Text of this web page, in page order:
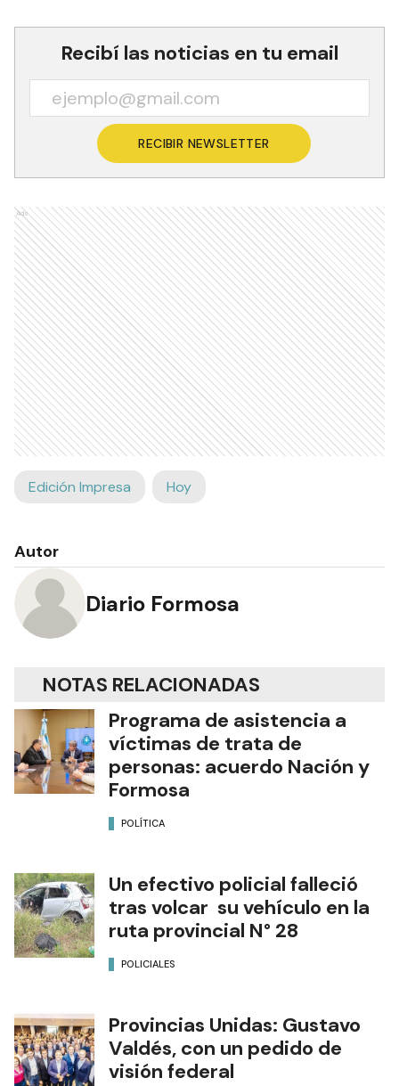
Recibí las noticias en tu email
RECIBIR NEWSLETTER
Ads
Edición Impresa Hoy
Autor
Diario Formosa
NOTAS RELACIONADAS
Programa de asistencia a
víctimas de trata de
personas: acuerdo Nación y
Formosa
POLÍTICA
Un efectivo policial falleció
tras volcar su vehículo en la
ruta provincial N° 28
POLICIALES
Provincias Unidas: Gustavo
Valdés, con un pedido de
visión federal